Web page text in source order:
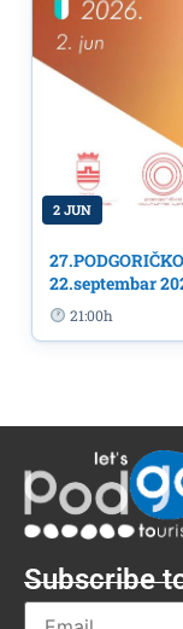
2 JUN
22.septembar
21:00h
Subscribe